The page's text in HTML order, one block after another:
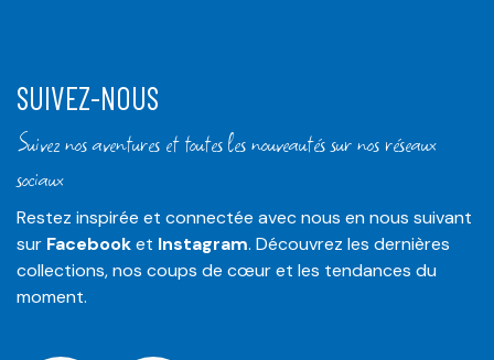
SUIVEZ-NOUS
Suivez nos aventures et toutes les nouveautés sur nos réseaux
sociaux
Restez inspirée et connectée avec nous en nous suivant
sur Facebooket Instagram. Découvrez les dernières
collections, nos coups de cœur et les tendances du
moment.